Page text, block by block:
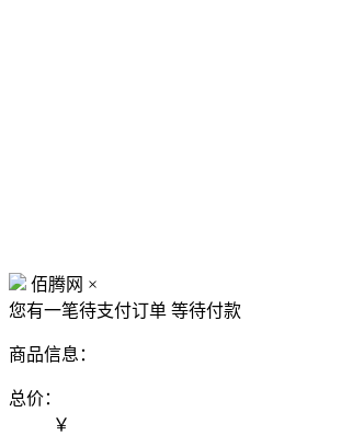
佰腾网 ×
您有一笔待支付订单 等待付款
商品信息：
总价：
￥